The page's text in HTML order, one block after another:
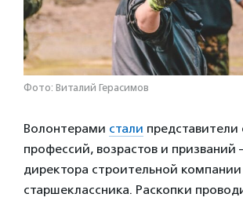
Фото: Виталий Герасимов
Волонтерами стали
профессий, возрастов и призваний
директора строительной
старшеклассника. Раскопки